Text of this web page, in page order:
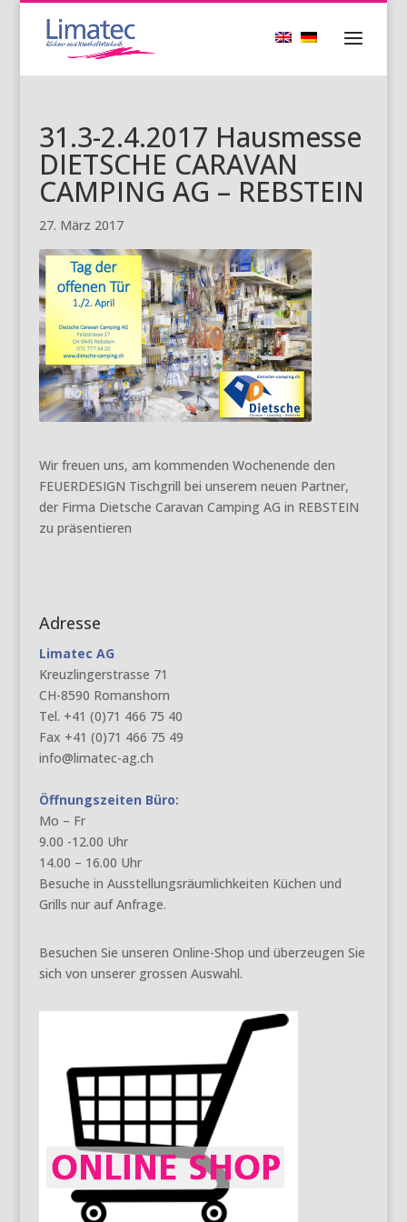
31.3-2.4.2017 Hausmesse
DIETSCHE CARAVAN
CAMPING AG – REBSTEIN
27. März 2017
Wir freuen uns, am kommenden Wochenende den
FEUERDESIGN Tischgrill bei unserem neuen Partner,
der Firma Dietsche Caravan Camping AG in REBSTEIN
zu präsentieren
Adresse
Limatec AG
Kreuzlingerstrasse 71
CH-8590 Romanshorn
Tel. +41 (0)71 466 75 40
Fax +41 (0)71 466 75 49
info@limatec-ag.ch
Öffnungszeiten Büro:
Mo – Fr
9.00 -12.00 Uhr
14.00 – 16.00 Uhr
Besuche in Ausstellungsräumlichkeiten Küchen und
Grills nur auf Anfrage.
Besuchen Sie unseren Online-Shop und überzeugen Sie
sich von unserer grossen Auswahl.